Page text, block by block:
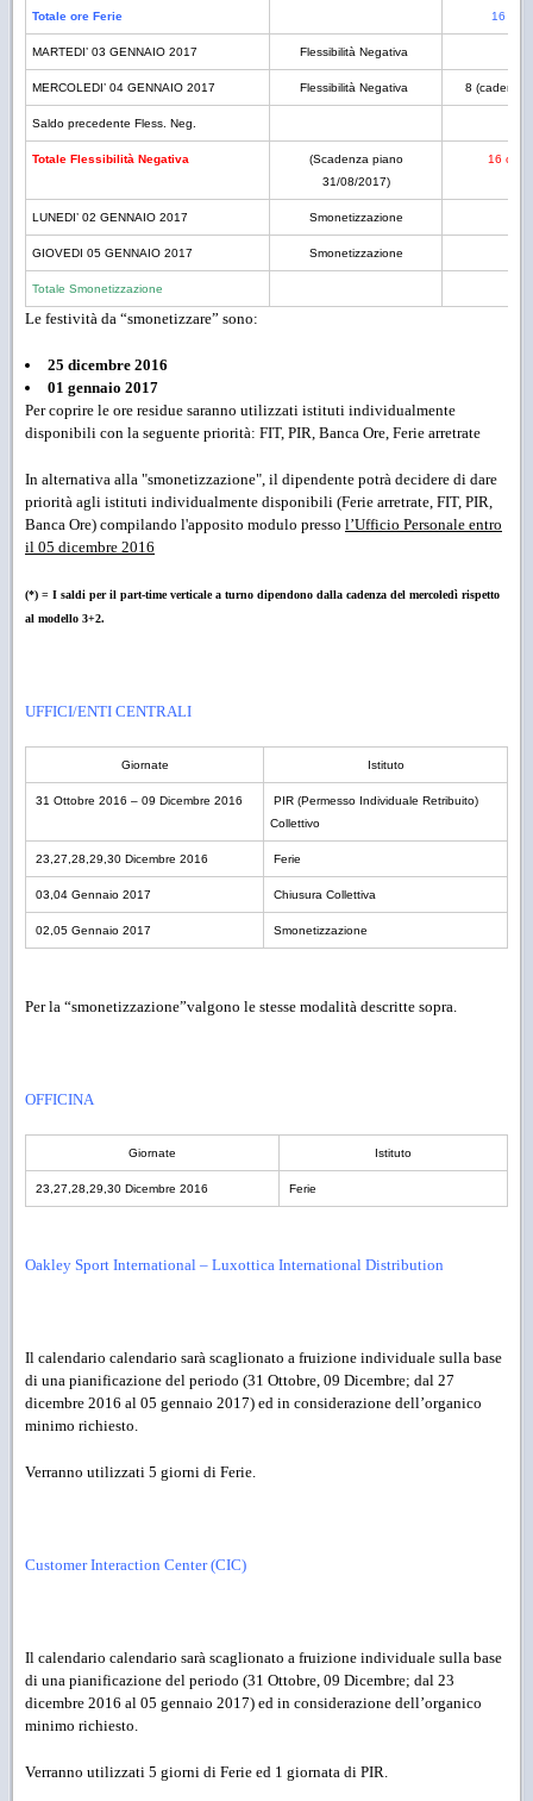
Totale ore Ferie 16
MARTEDI’ 03 GENNAIO 2017 Flessibilità Negativa
MERCOLEDI’ 04 GENNAIO 2017 Flessibilità Negativa 8 (cadenza
Saldo precedente Fless. Neg.
Totale Flessibilità Negativa
(Scadenza piano
31/08/2017)
16 o
LUNEDI’ 02 GENNAIO 2017 Smonetizzazione
GIOVEDI 05 GENNAIO 2017 Smonetizzazione
Totale Smonetizzazione
Le festività da “smonetizzare” sono:
25 dicembre 2016
01 gennaio 2017
Per coprire le ore residue saranno utilizzati istituti individualmente
disponibili con la seguente priorità: FIT, PIR, Banca Ore, Ferie arretrate
In alternativa alla "smonetizzazione", il dipendente potrà decidere di dare
priorità agli istituti individualmente disponibili (Ferie arretrate, FIT, PIR,
Banca Ore) compilando l'apposito modulo presso l’Ufficio Personale entro
il 05 dicembre 2016
(*) = I saldi per il part-time verticale a turno dipendono dalla cadenza del mercoledì rispetto
al modello 3+2.
UFFICI/ENTI CENTRALI
Giornate Istituto
31 Ottobre 2016 – 09 Dicembre 2016
PIR (Permesso Individuale Retribuito)
Collettivo
23,27,28,29,30 Dicembre 2016 Ferie
03,04 Gennaio 2017 Chiusura Collettiva
02,05 Gennaio 2017 Smonetizzazione
Per la “smonetizzazione”valgono le stesse modalità descritte sopra.
OFFICINA
Giornate Istituto
23,27,28,29,30 Dicembre 2016 Ferie
Oakley Sport International – Luxottica International Distribution
Il calendario calendario sarà scaglionato a fruizione individuale sulla base
di una pianificazione del periodo (31 Ottobre, 09 Dicembre; dal 27
dicembre 2016 al 05 gennaio 2017) ed in considerazione dell’organico
minimo richiesto.
Verranno utilizzati 5 giorni di Ferie.
Customer Interaction Center (CIC)
Il calendario calendario sarà scaglionato a fruizione individuale sulla base
di una pianificazione del periodo (31 Ottobre, 09 Dicembre; dal 23
dicembre 2016 al 05 gennaio 2017) ed in considerazione dell’organico
minimo richiesto.
Verranno utilizzati 5 giorni di Ferie ed 1 giornata di PIR.